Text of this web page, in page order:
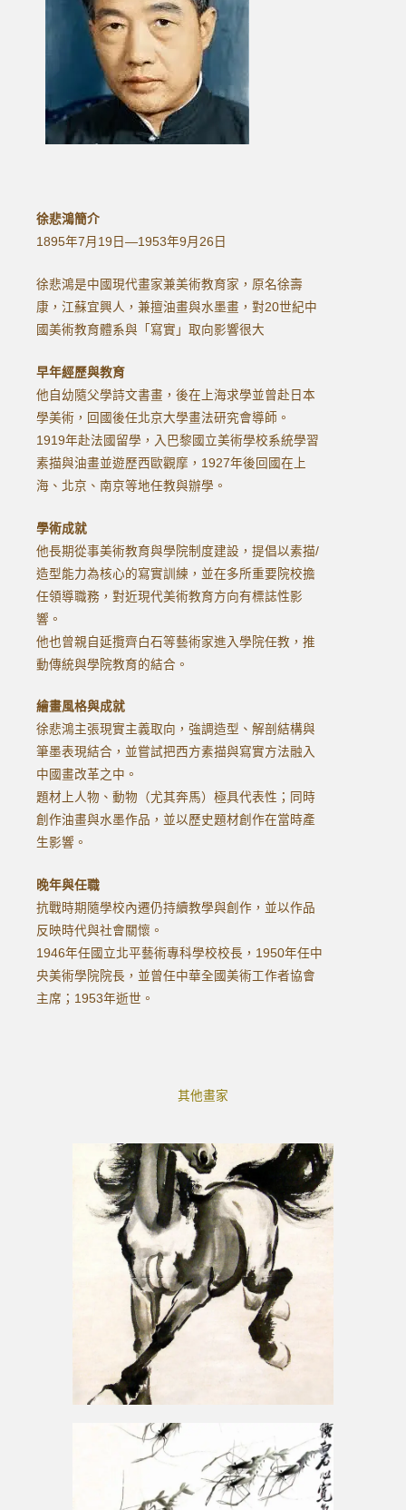
徐悲鴻簡介
1895年7月19日—1953年9月26日
徐悲鴻是中國現代畫家兼美術教育家，原名徐壽
康，江蘇宜興人，兼擅油畫與水墨畫，對20世紀中
國美術教育體系與「寫實」取向影響很大
早年經歷與教育
他自幼隨父學詩文書畫，後在上海求學並曾赴日本
學美術，回國後任北京大學畫法研究會導師。
1919年赴法國留學，入巴黎國立美術學校系統學習
素描與油畫並遊歷西歐觀摩，1927年後回國在上
海、北京、南京等地任教與辦學。
學術成就
他長期從事美術教育與學院制度建設，提倡以素描/
造型能力為核心的寫實訓練，並在多所重要院校擔
任領導職務，對近現代美術教育方向有標誌性影
響。
他也曾親自延攬齊白石等藝術家進入學院任教，推
動傳統與學院教育的結合。
繪畫風格與成就
徐悲鴻主張現實主義取向，強調造型、解剖結構與
筆墨表現結合，並嘗試把西方素描與寫實方法融入
中國畫改革之中。
題材上人物、動物（尤其奔馬）極具代表性；同時
創作油畫與水墨作品，並以歷史題材創作在當時產
生影響。
晚年與任職
抗戰時期隨學校內遷仍持續教學與創作，並以作品
反映時代與社會關懷。
1946年任國立北平藝術專科學校校長，1950年任中
央美術學院院長，並曾任中華全國美術工作者協會
主席；1953年逝世。
其他畫家